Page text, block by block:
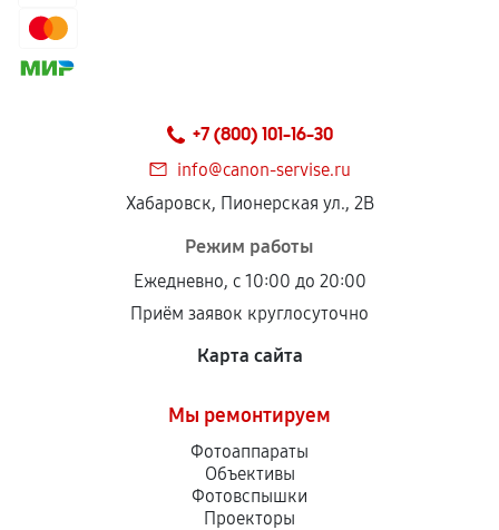
+7 (800) 101-16-30
info@canon-servise.ru
Хабаровск, Пионерская ул., 2В
Режим работы
Ежедневно, с 10:00 до 20:00
Приём заявок круглосуточно
Карта сайта
Мы ремонтируем
Фотоаппараты
Объективы
Фотовспышки
Проекторы